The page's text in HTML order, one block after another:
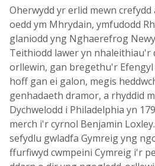
Oherwydd yr erlid mewn crefydd
oedd ym Mhrydain, ymfudodd
glaniodd yng Nghaerefrog
Teithiodd lawer yn nhaleithiau'r
orllewin, gan bregethu'r
hoff gan ei galon, megis
genhadaeth dramor, a rhyddid
Dychwelodd i Philadelphia yn
merch i'r cyrnol Benjamin
sefydlu gwladfa Gymreig yng
ffurfiwyd cwmpeini Cymreig i'r